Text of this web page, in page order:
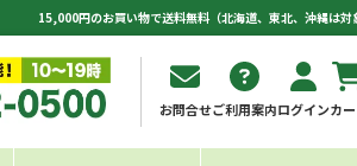
15,000円のお買い物で送料無料（北海道、東北、沖縄は対
お問合せご利用案内ログインカ